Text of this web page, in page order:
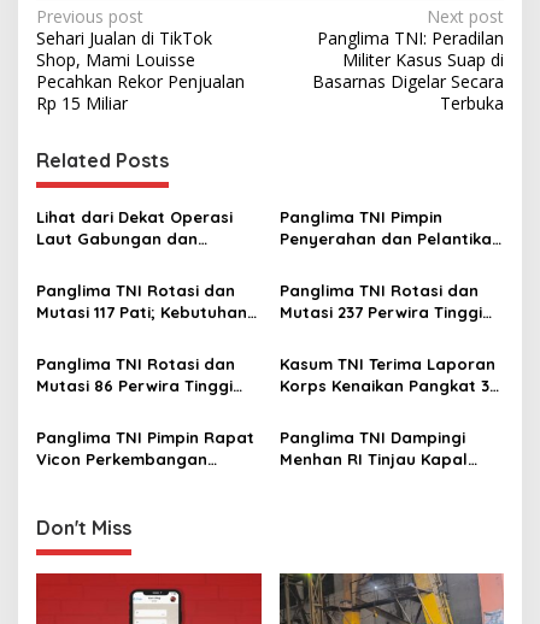
P
o
s
t
n
a
v
i
g
a
t
i
o
n
Previous post
Sehari Jualan di TikTok
Shop, Mami Louisse
Pecahkan Rekor Penjualan
Rp 15 Miliar
Next post
Panglima TNI: Peradilan
Militer Kasus Suap di
Basarnas Digelar Secara
Terbuka
Related Posts
Lihat dari Dekat Operasi
Laut Gabungan dan
Khusus TNI
Panglima TNI Pimpin
Penyerahan dan Pelantikan
Panglima TNI Rotasi dan
Mutasi 117 Pati; Kebutuhan
Kepemimpinan
Panglima TNI Rotasi dan
Mutasi 237 Perwira Tinggi
Panglima TNI Rotasi dan
Mutasi 86 Perwira Tinggi
Lengkap Nama-namanya
Kasum TNI Terima Laporan
Korps Kenaikan Pangkat 32
Panglima TNI Pimpin Rapat
Vicon Perkembangan
Panglima TNI Dampingi
Menhan RI Tinjau Kapal
Don't Miss